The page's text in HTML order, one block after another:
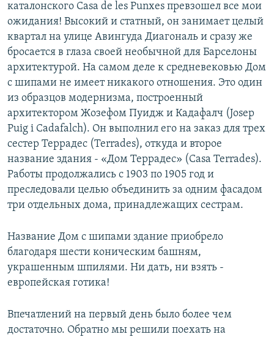
каталонского Casa de les Punxes превзошел все мои
ожидания! Высокий и статный, он занимает целый
квартал на улице Авингуда Диагональ и сразу же
бросается в глаза своей необычной для Барселоны
архитектурой. На самом деле к средневековью Дом
с шипами не имеет никакого отношения. Это один
из образцов модернизма, построенный
архитектором Жозефом Пуидж и Кадафалч (Josep
Puig i Cadafalch). Он выполнил его на заказ для трех
сестер Террадес (Terrades), откуда и второе
название здания - «Дом Террадес» (Casa Terrades).
Работы продолжались с 1903 по 1905 год и
преследовали целью объединить за одним фасадом
три отдельных дома, принадлежащих сестрам.
Название Дом с шипами здание приобрело
благодаря шести коническим башням,
украшенным шпилями. Ни дать, ни взять -
европейская готика!
Впечатлений на первый день было более чем
достаточно. Обратно мы решили поехать на